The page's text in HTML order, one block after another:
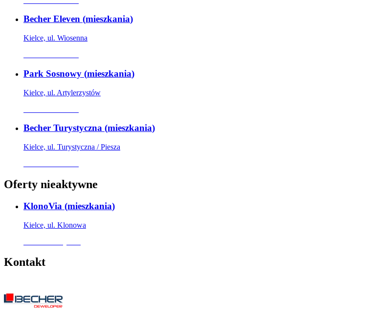
Becher Eleven (mieszkania)
Kielce, ul. Wiosenna
Park Sosnowy (mieszkania)
Kielce, ul. Artylerzystów
Becher Turystyczna (mieszkania)
Kielce, ul. Turystyczna / Piesza
Oferty nieaktywne
KlonoVia (mieszkania)
Kielce, ul. Klonowa
Kontakt